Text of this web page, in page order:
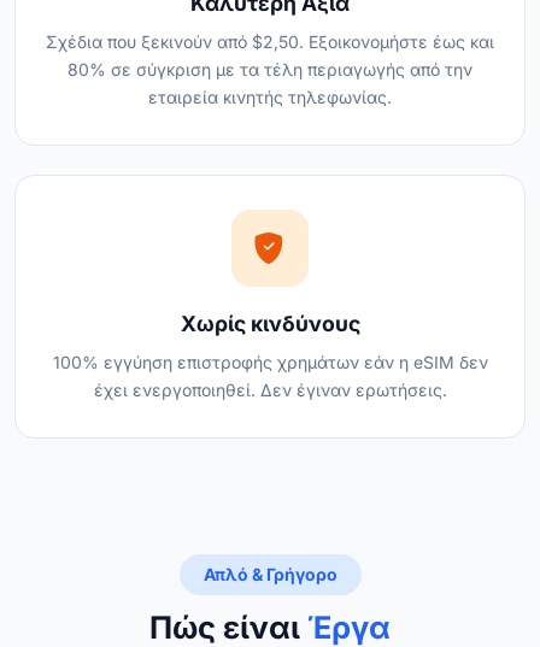
Σχέδια που ξεκινούν από $2,50. Εξοικονομήστε έως και
80% σε σύγκριση με τα τέλη περιαγωγής από την
εταιρεία κινητής τηλεφωνίας.
Χωρίς κινδύνους
100% εγγύηση επιστροφής χρημάτων εάν η eSIM δεν
έχει ενεργοποιηθεί. Δεν έγιναν ερωτήσεις.
Απλό & Γρήγορο
Πώς είναι Έργα